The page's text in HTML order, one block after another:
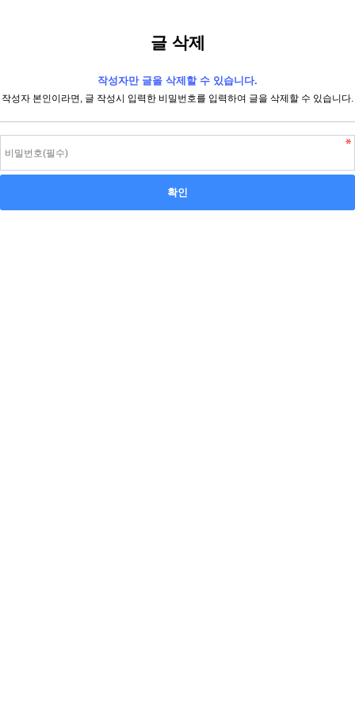
글 삭제
작성자만 글을 삭제할 수 있습니다.
작성자 본인이라면, 글 작성시 입력한 비밀번호를 입력하여 글을 삭제할 수 있습니다.